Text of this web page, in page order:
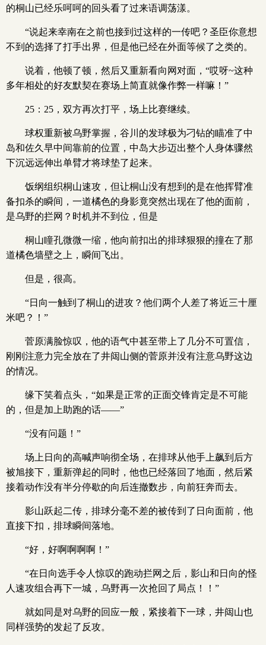
的桐山已经乐呵呵的回头看了过来语调荡漾。
“说起来幸南在之前也接到过这样的一传吧？圣臣你意想
不到的选择了打手出界，但是他已经在外面等候了之类的。
说着，他顿了顿，然后又重新看向网对面，“哎呀~这种
多年相处的好友默契在赛场上简直就像作弊一样嘛！”
25：25，双方再次打平，场上比赛继续。
球权重新被乌野掌握，谷川的发球极为刁钻的瞄准了中
岛和佐久早中间靠前的位置，中岛大步迈出整个人身体骤然
下沉远远伸出单臂才将球垫了起来。
饭纲组织桐山速攻，但让桐山没有想到的是在他挥臂准
备扣杀的瞬间，一道橘色的身影竟突然出现在了他的面前，
是乌野的拦网？时机并不到位，但是
桐山瞳孔微微一缩，他向前扣出的排球狠狠的撞在了那
道橘色墙壁之上，瞬间飞出。
但是，很高。
“日向一触到了桐山的进攻？他们两个人差了将近三十厘
米吧？！”
菅原满脸惊叹，他的语气中甚至带上了几分不可置信，
刚刚注意力完全放在了井闼山侧的菅原并没有注意乌野这边
的情况。
缘下笑着点头，“如果是正常的正面交锋肯定是不可能
的，但是加上助跑的话——”
“没有问题！”
场上日向的高喊声响彻全场，在排球从他手上飙到后方
被旭接下，重新弹起的同时，他也已经落回了地面，然后紧
接着动作没有半分停歇的向后连撤数步，向前狂奔而去。
影山跃起二传，排球分毫不差的被传到了日向面前，他
直接下扣，排球瞬间落地。
“好，好啊啊啊啊！”
“在日向选手令人惊叹的跑动拦网之后，影山和日向的怪
人速攻组合再下一城，乌野再一次抢回了局点！！”
就如同是对乌野的回应一般，紧接着下一球，井闼山也
同样强势的发起了反攻。